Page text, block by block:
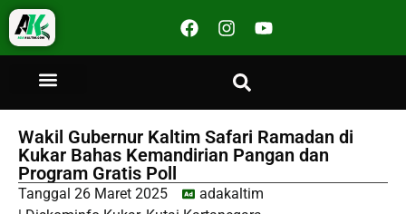
Wakil Gubernur Kaltim Safari Ramadan di
Kukar Bahas Kemandirian Pangan dan
Program Gratis Poll
Tanggal 26 Maret 2025
adakaltim